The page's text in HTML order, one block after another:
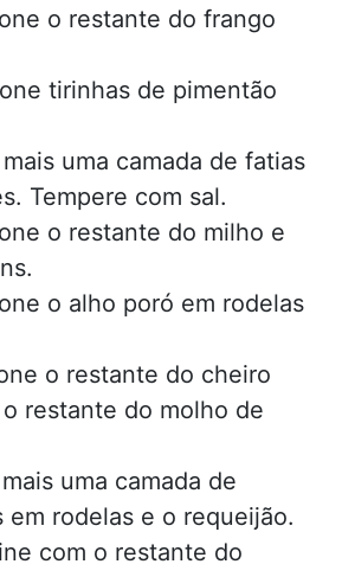
o restante do frango
tirinhas de pimentão
uma camada de fatias
Tempere com sal.
o restante do milho e
o alho poró em rodelas
o restante do cheiro
restante do molho de
uma camada de
em rodelas e o requeijão.
com o restante do